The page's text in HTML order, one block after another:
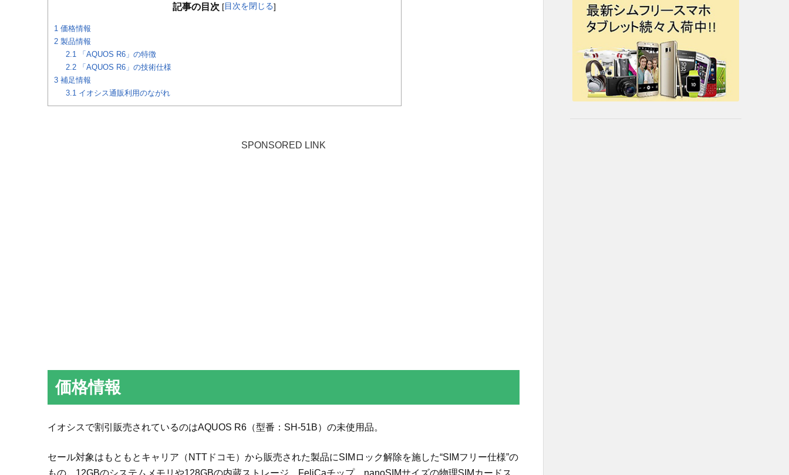
記事の目次 [目次を閉じる]
1価格情報
2製品情報
2.1「AQUOS R6」の特徴
2.2「AQUOS R6」の技術仕様
3補足情報
3.1イオシス通販利用のながれ
SPONSORED LINK
価格情報
イオシスで割引販売されているのはAQUOS R6（型番：SH-51B）の未使用品。
セール対象はもともとキャリア（NTTドコモ）から販売された製品にSIMロック解除を施した“SIMフリー仕様”の